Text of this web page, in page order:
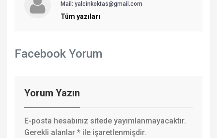
Mail: yalcinkoktas@gmail.com
Tüm yazıları
Facebook Yorum
Yorum Yazın
E-posta hesabınız sitede yayımlanmayacaktır.
Gerekli alanlar * ile işaretlenmişdir.